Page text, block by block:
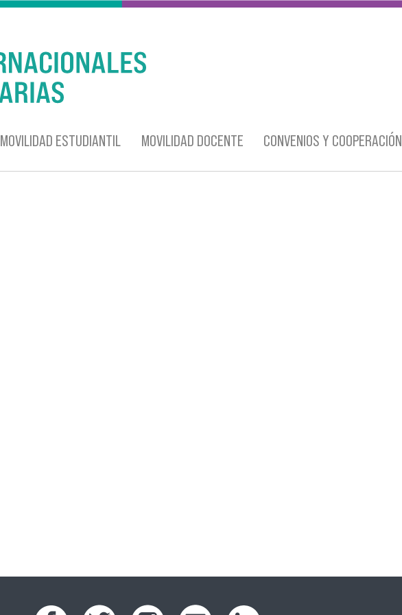
MOVILIDAD ESTUDIANTIL MOVILIDAD DOCENTE CONVENIOS Y COOPERACIÓN